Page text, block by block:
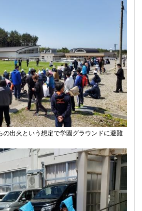
の出火という想定で学園グラウンドに避難